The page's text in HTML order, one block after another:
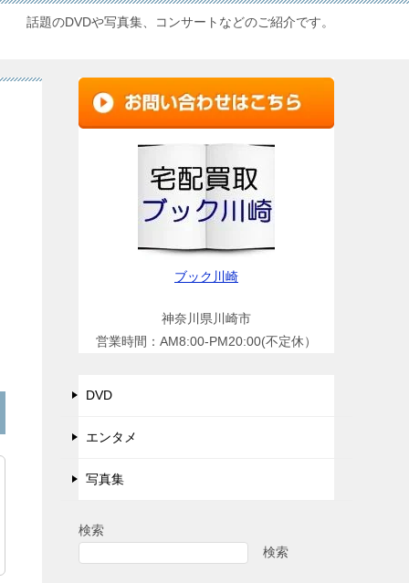
話題のDVDや写真集、コンサートなどのご紹介です。
ブック川崎
神奈川県川崎市
営業時間：AM8:00-PM20:00(不定休）
DVD
エンタメ
写真集
検索
検索